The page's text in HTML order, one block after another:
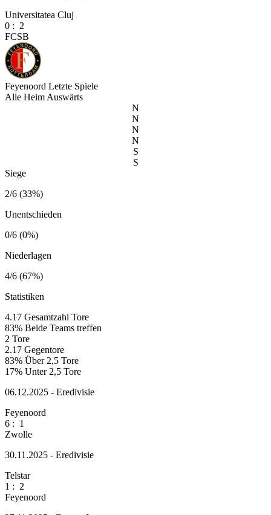
Universitatea Cluj
0 : 2
FCSB
Feyenoord Letzte Spiele
Alle Heim Auswärts
N
N
N
N
S
S
Siege
2/6 (33%)
Unentschieden
0/6 (0%)
Niederlagen
4/6 (67%)
Statistiken
4.17 Gesamtzahl Tore
83% Beide Teams treffen
2 Tore
2.17 Gegentore
83% Über 2,5 Tore
17% Unter 2,5 Tore
06.12.2025 - Eredivisie
Feyenoord
6 : 1
Zwolle
30.11.2025 - Eredivisie
Telstar
1 : 2
Feyenoord